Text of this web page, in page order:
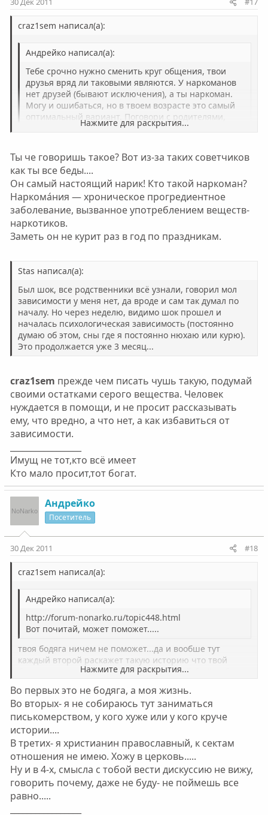
craz1sem написал(а):
Андрейко написал(а):
Тебе срочно нужно сменить круг общения, твои
друзья вряд ли таковыми являются. У наркоманов
нет друзей (бывают исключения), а ты наркоман.
Могу и ошибаться, но в твоем возрасте это самый
оптимальный вариант. Поговори с родителями,
если есть родственники в других регионах (за
Но как говориться "свинья везде грязь найдет".
Даже если ты сменишь обстановку и не будешь
избегать общения с таким контингентом от
которого ты ушел, все твои старания напрасны.
Если нет возможности уехать, то постарайся
отшить своих корешей, поверь мне сегодня гаш
долбишь, а завтра и опомниться не успеешь как на
игле будешь и втянут тебя именно твои "друзья".
Давай, кореш, думай, иначе ты погибнешь.
ТЫ ГОНИШЬ!!! какой он нарк? курит травку!! просто да!
надо всех своих друзей если они не так же мыслят как
он послать всех накуй!(простите за речь) просто
повторюсь ещё 10й раз дружище не здумай лезть
дальше если жизнь и всё её вкусы дороги...........(((((
Нажмите для раскрытия...
Ты че говоришь такое? Вот из-за таких советчиков
как ты все беды....
Он самый настоящий нарик! Кто такой наркоман?
Наркома́ния — хроническое прогредиентное
заболевание, вызванное употреблением веществ-
наркотиков.
Заметь он не курит раз в год по праздникам.
Stas написал(а):
Был шок, все родственники всё узнали, говорил мол
зависимости у меня нет, да вроде и сам так думал по
началу. Но через неделю, видимо шок прошел и
началась психологическая зависимость (постоянно
думаю об этом, сны где я постоянно нюхаю или курю).
Это продолжается уже 3 месяц...
craz1sem прежде чем писать чушь такую, подумай
своими остатками серого вещества. Человек
нуждается в помощи, и не просит рассказывать
ему, что вредно, а что нет, а как избавиться от
зависимости.
Имущ не тот,кто всё имеет
Кто мало просит,тот богат.
Андрейко
Посетитель
30 Дек 2011 #18
craz1sem написал(а):
Андрейко написал(а):
http://forum-nonarko.ru/topic448.html
Вот почитай, может поможет.....
Нажмите для раскрытия...
твоя бодяга ничем не поможет...да и вообше тут
каждый второй раскажет такую историю что твой
будет похлеще.........!!!! ''' мне говарил мой бес''' тебе
считаю!!! это ты с секты набался с центра? что мол
дьявол нас искушает??!!))) это гон!!! всё мы сами!!! Сила
характера!! тебе говарили такое что ты когда брал
контроль ты заключал сделку с дьяволом?!)))) Валера
ты...........!!!
Нажмите для раскрытия...
Во первых это не бодяга, а моя жизнь.
Во вторых- я не собираюсь тут заниматься
писькомерством, у кого хуже или у кого круче
истории....
В третих- я христианин православный, к сектам
отношения не имею. Хожу в церковь.....
Ну и в 4-х, смысла с тобой вести дискуссию не вижу,
говорить почему, даже не буду- не поймешь все
равно.....